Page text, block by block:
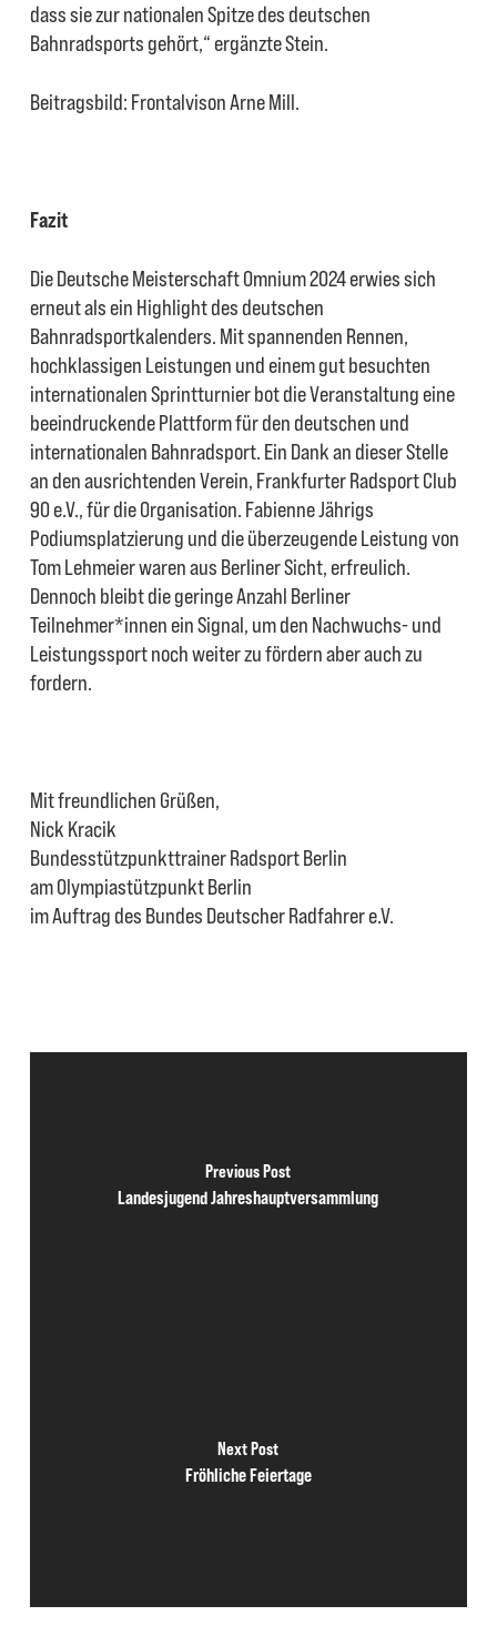
dass sie zur nationalen Spitze des deutschen
Bahnradsports gehört,“ ergänzte Stein.
Beitragsbild: Frontalvison Arne Mill.
Fazit
Die Deutsche Meisterschaft Omnium 2024 erwies sich
erneut als ein Highlight des deutschen
Bahnradsportkalenders. Mit spannenden Rennen,
hochklassigen Leistungen und einem gut besuchten
internationalen Sprintturnier bot die Veranstaltung eine
beeindruckende Plattform für den deutschen und
internationalen Bahnradsport. Ein Dank an dieser Stelle
an den ausrichtenden Verein, Frankfurter Radsport Club
90 e.V., für die Organisation. Fabienne Jährigs
Podiumsplatzierung und die überzeugende Leistung von
Tom Lehmeier waren aus Berliner Sicht, erfreulich.
Dennoch bleibt die geringe Anzahl Berliner
Teilnehmer*innen ein Signal, um den Nachwuchs- und
Leistungssport noch weiter zu fördern aber auch zu
fordern.
Mit freundlichen Grüßen,
Nick Kracik
Bundesstützpunkttrainer Radsport Berlin
am Olympiastützpunkt Berlin
im Auftrag des Bundes Deutscher Radfahrer e.V.
Previous Post
Landesjugend Jahreshauptversammlung
Next Post
Fröhliche Feiertage